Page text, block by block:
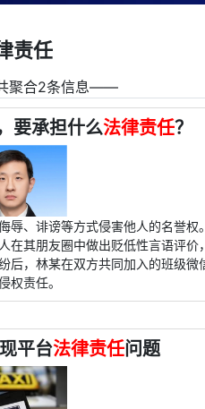
责任
聚合2条信息――
要承担什么法律责任？
辱、诽谤等方式侵害他人的名誉权
在其朋友圈中做出贬低性言语评价
后，林某在双方共同加入的班级微
权责任。
平台法律责任问题